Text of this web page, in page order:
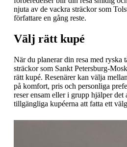
njuta av de vackra sträckor som
författare en gång reste.
Välj rätt kupé
När du planerar din resa med ryska
sträckor som Sankt Petersburg-
rätt kupé. Resenärer kan välja
på komfort, pris och personliga
reser ensam eller i grupp hjälper det
tillgängliga kupéerna att fatta ett